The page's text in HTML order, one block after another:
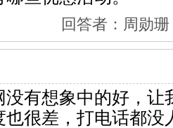
回答者：周勋
有想象中的好，让
很差，打电话都没